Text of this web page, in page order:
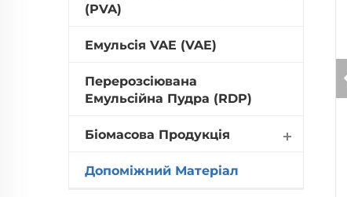
(PVA)
Емульсія VAE (VAE)
Перерозсіювана
Емульсійна Пудра (RDP)
Біомасова Продукція
Допоміжний Матеріал